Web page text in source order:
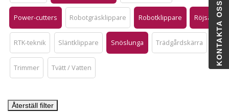
Power-cutters Robotgräsklippare Robotklippare Röjsåg
RTK-teknik Släntklippare Snöslunga Trädgårdskärra
Trimmer Tvätt / Vatten
Återställ filter
KONTAKTA OSS